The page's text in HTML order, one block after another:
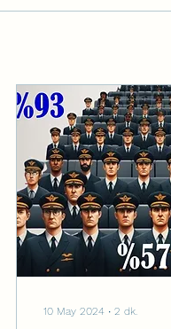
10 May 2024 ∙ 2 dk.